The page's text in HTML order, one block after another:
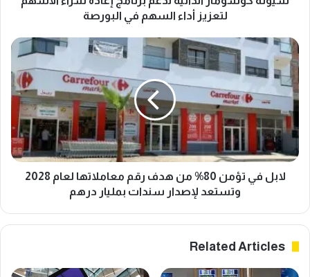
ا
ل
ا
ت
ة
د
لتعزيز أداء السهم في البورصة
ل
ا
ل
ف
ي
ت
ؤ
م
لابل في تؤمن 80% من هدف رقم معاملاتها لعام 2028
وتستعد لإصدار سندات بمليار درهم
Related Articles